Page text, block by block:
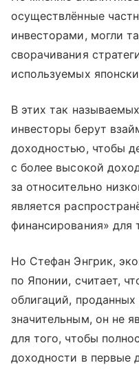
осуществлённые
инвесторами, могли
сворачивания
используемых
В этих так
инвесторы берут
доходностью, чтобы
с более высокой
за относительно
является
финансирования» для
Но Стефан Энгрик,
по Японии, считает,
облигаций,
значительным, он не
для того, чтобы
доходности в первые